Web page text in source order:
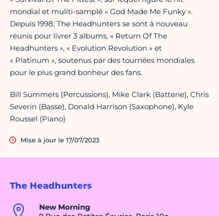
The Headhunters
New Morning
mondial et muliti-samplé « God Made Me Funky ».
Depuis 1998, The Headhunters se sont à nouveau
réunis pour livrer 3 albums, « Return Of The
Headhunters », « Evolution Revolution » et
« Platinum », soutenus par des tournées mondiales
pour le plus grand bonheur des fans.
Bill Summers (Percussions), Mike Clark (Batterie), Chris
Severin (Basse), Donald Harrison (Saxophone), Kyle
Roussel (Piano)
Mise à jour le 17/07/2023